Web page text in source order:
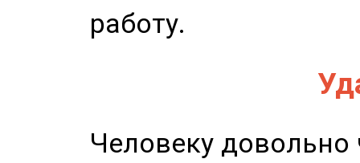
работу.
Человеку довольно